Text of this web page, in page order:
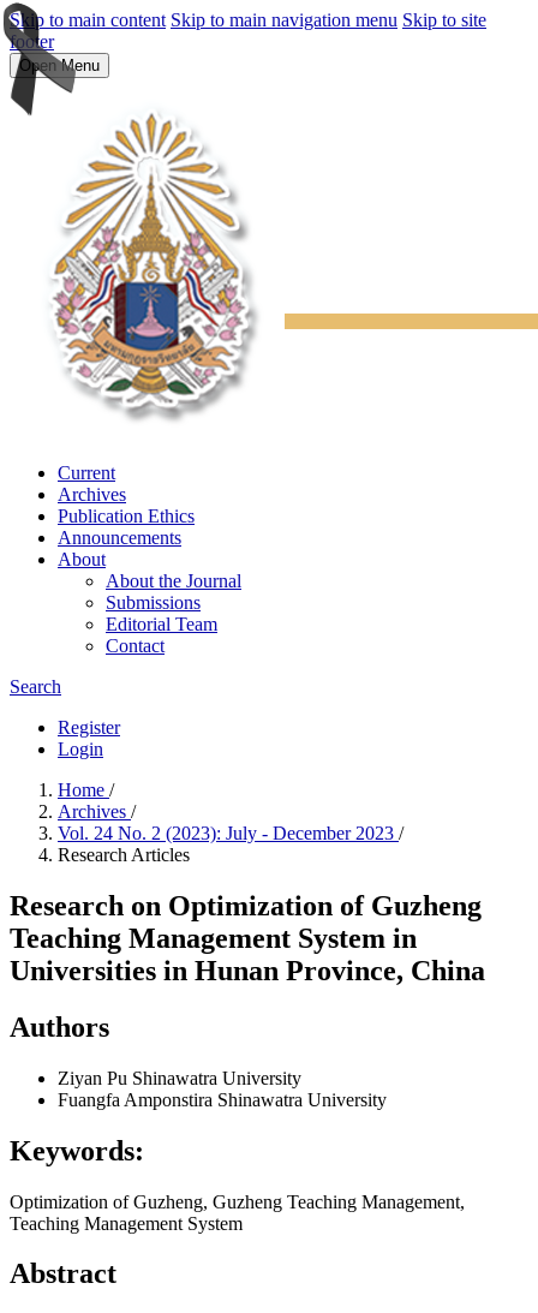
Skip to main content Skip to main navigation menu Skip to site
footer
Open Menu
Current
Archives
Publication Ethics
Announcements
About
About the Journal
Submissions
Editorial Team
Contact
Search
Register
Login
Home /
Archives /
Vol. 24 No. 2 (2023): July - December 2023 /
Research Articles
Research on Optimization of Guzheng
Teaching Management System in
Universities in Hunan Province, China
Authors
Ziyan Pu Shinawatra University
Fuangfa Amponstira Shinawatra University
Keywords:
Optimization of Guzheng, Guzheng Teaching Management,
Teaching Management System
Abstract